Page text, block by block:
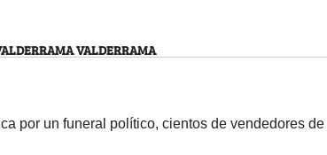
VALDERRAMA
por un funeral político, cientos de vendedores